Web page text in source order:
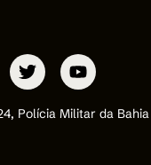
Polícia Militar da Bahia